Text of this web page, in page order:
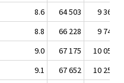
8.6 64 503
9 366
8.8 66 228
9 746
9.0 67 175
10 054
9.1 67 652
10 254